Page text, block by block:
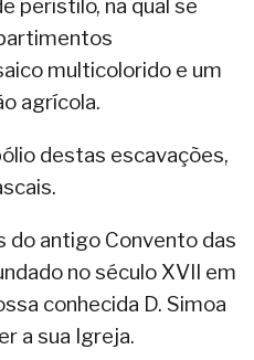
peristilo, na qual se
multicolorido e um
agrícola.
destas escavações,
do antigo Convento das
no século XVII em
conhecida D. Simoa
a sua Igreja.